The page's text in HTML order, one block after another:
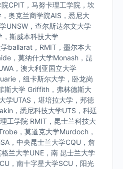
CPIT，马努卡理工学院，坎
奥克兰商学院AIS，悉尼大
UNSW，查尔斯达尔文大学
，斯威本科技大学
ballarat，RMIT，墨尔本大
，莫纳什大学Monash，昆
，澳大利亚国立大学
，纽卡斯尔大学，卧龙岗
斯大学 Griffith，弗林德斯大
学UTAS，堪培拉大学，邦德
，悉尼科技大学UTS，科廷
工学院 RMIT，昆士兰科技大
，莫道克大学Murdoch，
，中央昆士兰大学CQU，詹
兰大学UNE，南 昆士兰大学
，南十字星大学SCU，阳光